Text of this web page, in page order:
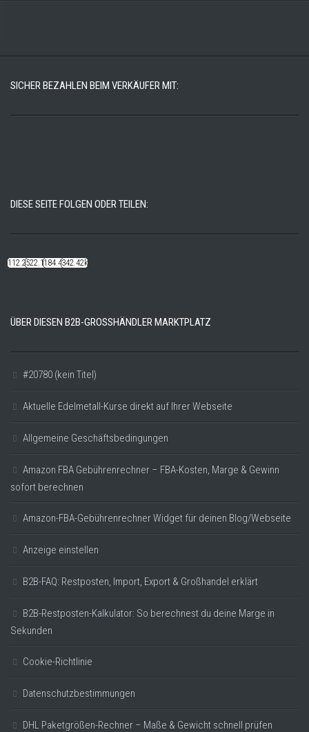
SICHER BEZAHLEN BEIM VERKÄUFER MIT:
DIESE SEITE FOLGEN ODER TEILEN:
112.22k522.14k184.48k342.42k
ÜBER DIESEN B2B-GROSSHÄNDLER MARKTPLATZ
#20780 (kein Titel)
Aktuelle Edelmetall-Kurse direkt auf Ihrer Webseite
Allgemeine Geschäftsbedingungen
Amazon FBA Gebührenrechner – FBA-Kosten, Marge & Gewinn
sofort berechnen
Amazon-FBA-Gebührenrechner Widget für deinen Blog/Webseite
Anzeige einstellen
B2B-FAQ: Restposten, Import, Export & Großhandel erklärt
B2B-Restposten-Kalkulator: So berechnest du deine Marge in
Sekunden
Cookie-Richtlinie
Datenschutzbestimmungen
DHL Paketgrößen-Rechner – Maße & Gewicht schnell prüfen